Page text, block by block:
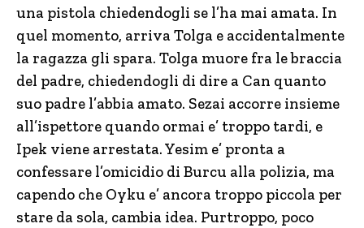
una pistola chiedendogli se l’ha mai amata. In
quel momento, arriva Tolga e accidentalmente
la ragazza gli spara. Tolga muore fra le braccia
del padre, chiedendogli di dire a Can quanto
suo padre l’abbia amato. Sezai accorre insieme
all’ispettore quando ormai e’ troppo tardi, e
Ipek viene arrestata. Yesim e’ pronta a
confessare l’omicidio di Burcu alla polizia, ma
capendo che Oyku e’ ancora troppo piccola per
stare da sola, cambia idea. Purtroppo, poco